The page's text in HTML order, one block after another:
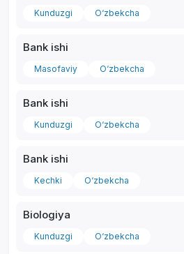
Kunduzgi O‘zbekcha
Bank ishi
Masofaviy O‘zbekcha
Bank ishi
Kunduzgi O‘zbekcha
Bank ishi
Kechki O‘zbekcha
Biologiya
Kunduzgi O‘zbekcha